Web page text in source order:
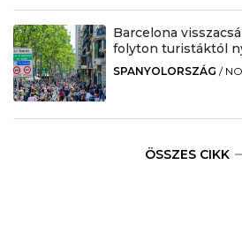
Barcelona
folyton turistáktól
SPANYOLORSZÁG /
ÖSSZES CIKK